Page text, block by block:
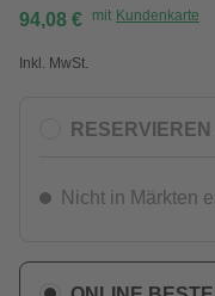
94,08 € mit Kundenkarte
Inkl. MwSt.
Nicht in Märkten